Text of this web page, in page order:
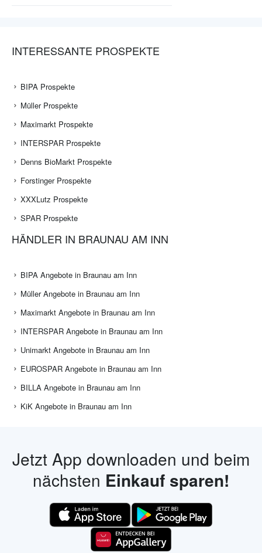
INTERESSANTE PROSPEKTE
BIPA Prospekte
Müller Prospekte
Maximarkt Prospekte
INTERSPAR Prospekte
Denns BioMarkt Prospekte
Forstinger Prospekte
XXXLutz Prospekte
SPAR Prospekte
HÄNDLER IN BRAUNAU AM INN
BIPA Angebote in Braunau am Inn
Müller Angebote in Braunau am Inn
Maximarkt Angebote in Braunau am Inn
INTERSPAR Angebote in Braunau am Inn
Unimarkt Angebote in Braunau am Inn
EUROSPAR Angebote in Braunau am Inn
BILLA Angebote in Braunau am Inn
KiK Angebote in Braunau am Inn
Jetzt App downloaden und beim
nächsten Einkauf sparen!